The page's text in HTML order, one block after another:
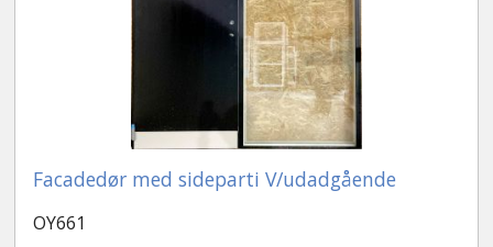
Facadedør med sideparti V/udadgående
OY661